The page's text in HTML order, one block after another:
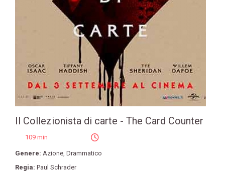
Il Collezionista di carte - The Card Counter
109 min
Genere: Azione, Drammatico
Regia: Paul Schrader